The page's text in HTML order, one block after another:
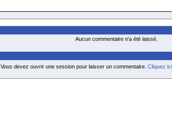
Aucun commentaire n'a été laissé.
Vous devez ouvrir une session pour laisser un commentaire. Cliquez ici